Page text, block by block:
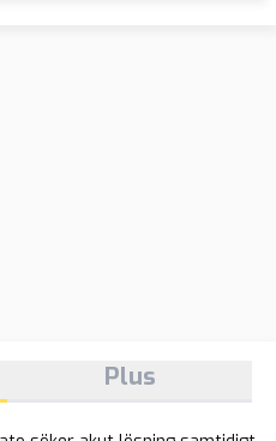
Plus